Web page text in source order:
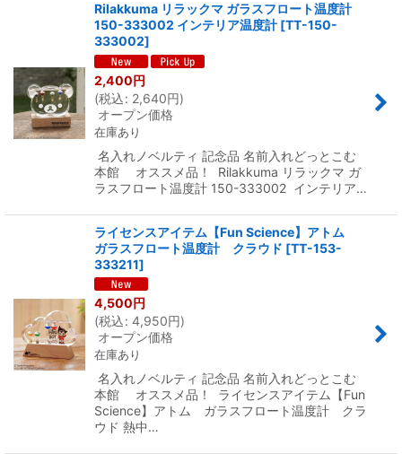
Rilakkuma リラックマ ガラスフロート温度計
150-333002 インテリア温度計 [TT-150-
333002]
2,400円
(税込: 2,640円)
オープン価格
在庫あり
名入れノベルティ 記念品 名前入れどっとこむ
本館 オススメ品！ Rilakkuma リラックマ ガ
ラスフロート温度計 150-333002 インテリア…
ライセンスアイテム【Fun Science】アトム
ガラスフロート温度計 クラウド [TT-153-
333211]
4,500円
(税込: 4,950円)
オープン価格
在庫あり
名入れノベルティ 記念品 名前入れどっとこむ
本館 オススメ品！ ライセンスアイテム【Fun
Science】アトム ガラスフロート温度計 クラ
ウド 熱中…